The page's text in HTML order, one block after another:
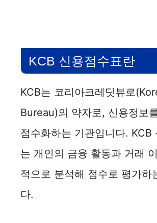
KCB 신용점수표란
KCB는 코리아크레딧뷰로
Bureau)의 약자로, 신용정보
점수화하는 기관입니다. KCB
는 개인의 금융 활동과 거래
적으로 분석해 점수로 평가하
다.